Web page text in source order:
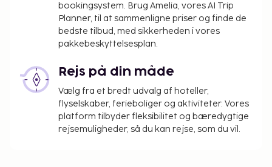
bookingsystem. Brug Amelia, vores AI Trip
Planner, til at sammenligne priser og finde de
bedste tilbud, med sikkerheden i vores
pakkebeskyttelsesplan.
Rejs på din måde
Vælg fra et bredt udvalg af hoteller,
flyselskaber, ferieboliger og aktiviteter. Vores
platform tilbyder fleksibilitet og bæredygtige
rejsemuligheder, så du kan rejse, som du vil.